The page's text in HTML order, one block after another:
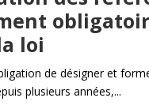
loi
de désigner et
plusieurs années,...